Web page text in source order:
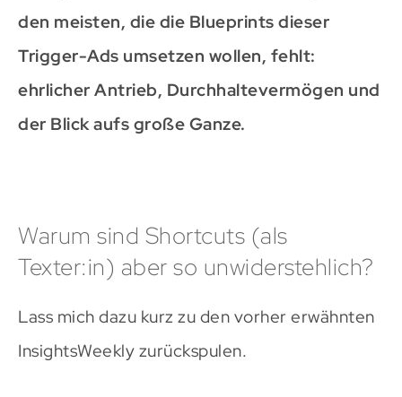
den meisten, die die Blueprints dieser
Trigger-Ads umsetzen wollen, fehlt:
ehrlicher Antrieb, Durchhaltevermögen und
der Blick aufs große Ganze.
Warum sind Shortcuts (als
Texter:in) aber so unwiderstehlich?
Lass mich dazu kurz zu den vorher erwähnten
InsightsWeekly zurückspulen.